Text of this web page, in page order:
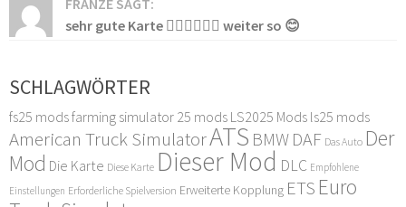
FRANZE SAGT:
sehr gute Karte 👍🏻👍🏻👍🏻 weiter so 😊
SCHLAGWÖRTER
fs25 modsfarming simulator 25 mods LS2025 Mods ls25 mods
American Truck SimulatorATS BMW DAF Das Auto Der
Mod Die Karte Diese Karte Dieser Mod DLC Empfohlene
Einstellungen Erforderliche Spielversion Erweiterte Kopplung ETS Euro